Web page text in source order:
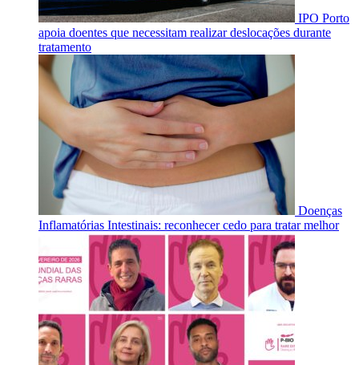
IPO Porto
apoia doentes que necessitam realizar deslocações durante
tratamento
Doenças
Inflamatórias Intestinais: reconhecer cedo para tratar melhor